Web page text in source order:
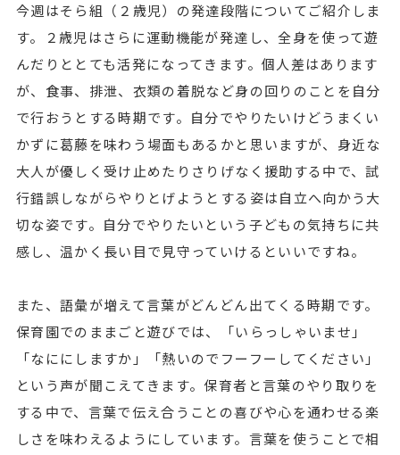
今週はそら組（２歳児）の発達段階についてご紹介しま
す。２歳児はさらに運動機能が発達し、全身を使って遊
んだりととても活発になってきます。個人差はあります
が、食事、排泄、衣類の着脱など身の回りのことを自分
で行おうとする時期です。自分でやりたいけどうまくい
かずに葛藤を味わう場面もあるかと思いますが、身近な
大人が優しく受け止めたりさりげなく援助する中で、試
行錯誤しながらやりとげようとする姿は自立へ向かう大
切な姿です。自分でやりたいという子どもの気持ちに共
感し、温かく長い目で見守っていけるといいですね。
また、語彙が増えて言葉がどんどん出てくる時期です。
保育園でのままごと遊びでは、「いらっしゃいませ」
「なににしますか」「熱いのでフーフーしてください」
という声が聞こえてきます。保育者と言葉のやり取りを
する中で、言葉で伝え合うことの喜びや心を通わせる楽
しさを味わえるようにしています。言葉を使うことで相